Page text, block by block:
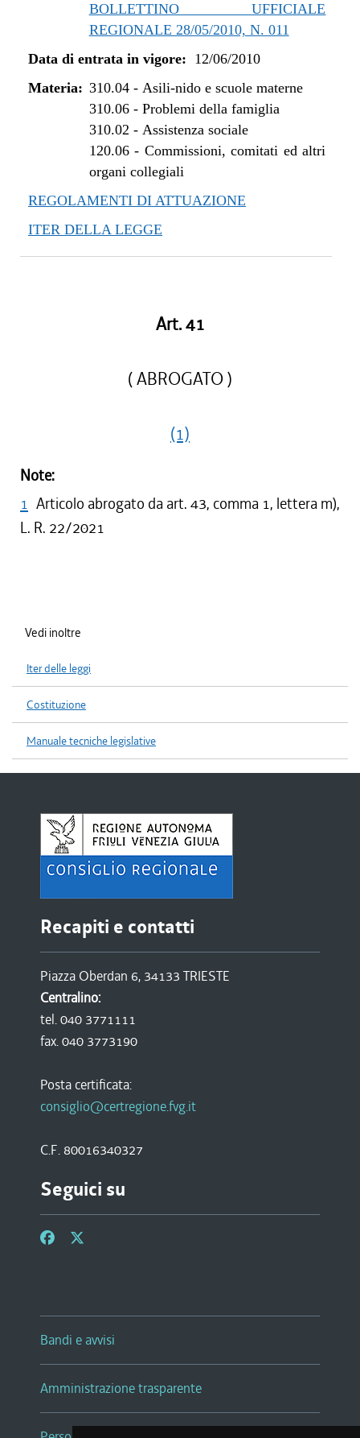
BOLLETTINO UFFICIALE
REGIONALE 28/05/2010, N. 011
Data di entrata in vigore: 12/06/2010
Materia: 310.04- Asili-nido e scuole materne
310.06- Problemi della famiglia
310.02 - Assistenza sociale
120.06- Commissioni, comitati ed altri
organi collegiali
REGOLAMENTI DI ATTUAZIONE
ITER DELLA LEGGE
Art. 41
( ABROGATO )
(1)
Note:
1 Articolo abrogato da art. 43, comma 1, lettera m),
L. R. 22/2021
Vedi inoltre
Iter delle leggi
Costituzione
Manuale tecniche legislative
Recapiti e contatti
Piazza Oberdan 6, 34133 TRIESTE
Centralino:
tel. 040 3771111
fax. 040 3773190
Posta certificata:
consiglio@certregione.fvg.it
C.F. 80016340327
Seguici su
Bandi e avvisi
Amministrazione trasparente